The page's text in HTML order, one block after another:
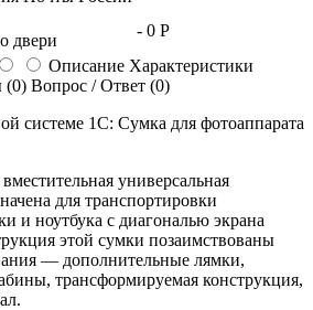
двери
- 0 Р
Описание Характеристики
(0) Вопрос / Ответ (0)
системе 1С: Сумка для фотоаппарата
универсальная
для транспортировки
и ноутбука с диагональю экрана
этой сумки позаимствованы
— дополнительные лямки,
трансформируемая конструкция,